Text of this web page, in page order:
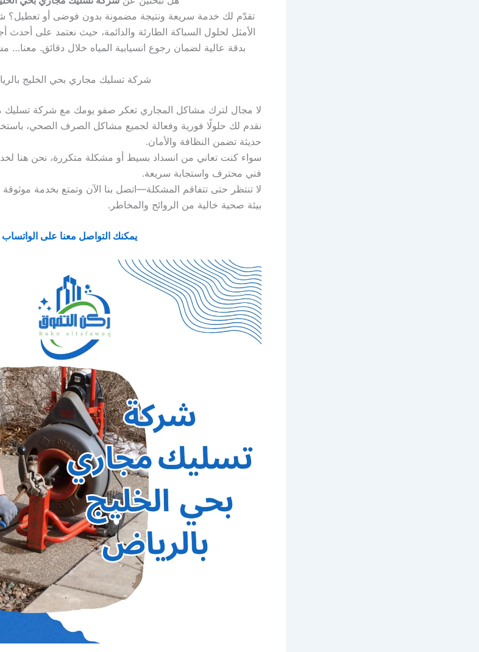
تقدّم لك خدمة سريعة ونتيجة مضمونة بدون فوضى أو تعطيل؟
الأمثل لحلول السباكة الطارئة والدائمة، حيث نعتمد على أحدث
بدقة عالية لضمان رجوع انسيابية المياه خلال دقائق. معنا…
شركة تسليك مجاري بحي الخليج
لا مجال لترك مشاكل المجاري تعكر صفو يومك مع شركة تسليك
نقدم لك حلولًا فورية وفعالة لجميع مشاكل الصرف الصحي،
حديثة تضمن النظافة والأمان.
سواء كنت تعاني من انسداد بسيط أو مشكلة متكررة، نحن هنا
فني محترف واستجابة سريعة.
لا تنتظر حتى تتفاقم المشكلة—اتصل بنا الآن وتمتع بخدمة
بيئة صحية خالية من الروائح والمخاطر.
يمكنك التواصل معنا على الواتساب